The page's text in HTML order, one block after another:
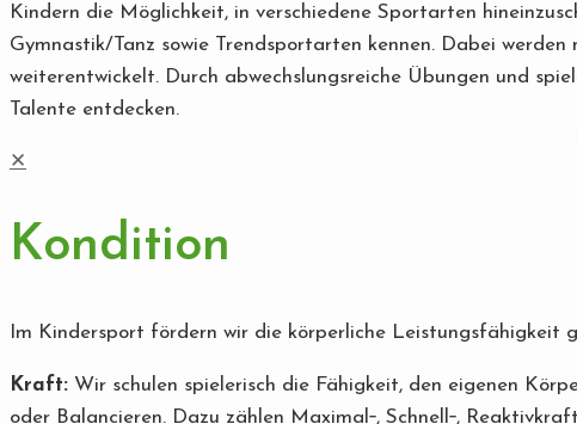
Kindern die Möglichkeit, in verschiedene Sportarten
Gymnastik/Tanz sowie Trendsportarten kennen. Dabei
weiterentwickelt. Durch abwechslungsreiche Übungen und
Talente entdecken.
✕
Kondition
Im Kindersport fördern wir die körperliche
Kraft: Wir schulen spielerisch die Fähigkeit, den eigenen
oder Balancieren. Dazu zählen Maximal‐, Schnell‐,